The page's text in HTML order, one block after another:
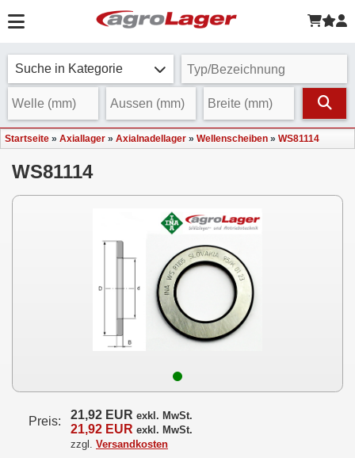
Suche in Kategorie
Startseite » Axiallager » Axialnadellager » Wellenscheiben » WS81114
WS81114
Preis: 21,92 EUR exkl. MwSt.
21,92 EUR exkl. MwSt.
zzgl. Versandkosten